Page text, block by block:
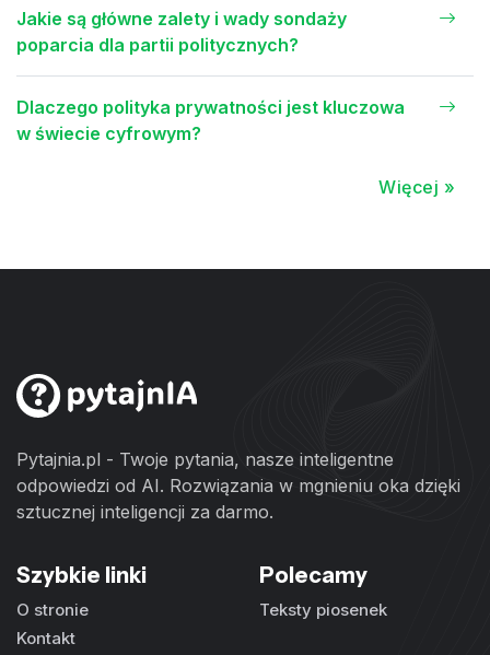
Jakie są główne zalety i wady sondaży
poparcia dla partii politycznych?
Dlaczego polityka prywatności jest kluczowa
w świecie cyfrowym?
Więcej »
Pytajnia.pl - Twoje pytania, nasze inteligentne
odpowiedzi od AI. Rozwiązania w mgnieniu oka dzięki
sztucznej inteligencji za darmo.
Szybkie linki
O stronie
Kontakt
Polecamy
Teksty piosenek